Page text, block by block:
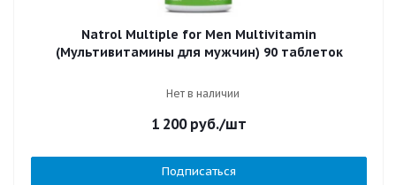
Natrol Multiple for Men Multivitamin
(Мультивитамины для мужчин) 90 таблеток
Нет в наличии
1 200руб./шт
Подписаться